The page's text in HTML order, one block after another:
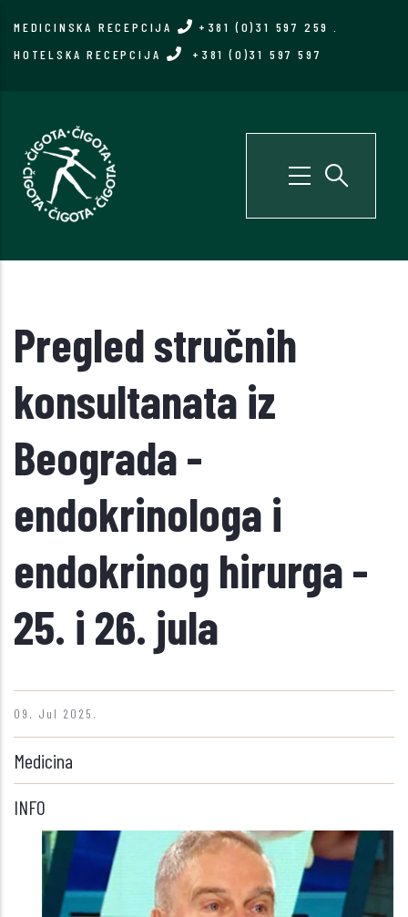
MEDICINSKA RECEPCIJA +381 (0)31 597 259
HOTELSKA RECEPCIJA
+381 (0)31 597 597
Pregled stručnih
konsultanata iz
Beograda -
endokrinologa i
endokrinog hirurga -
25. i 26. jula
09. Jul 2025.
Medicina
INFO